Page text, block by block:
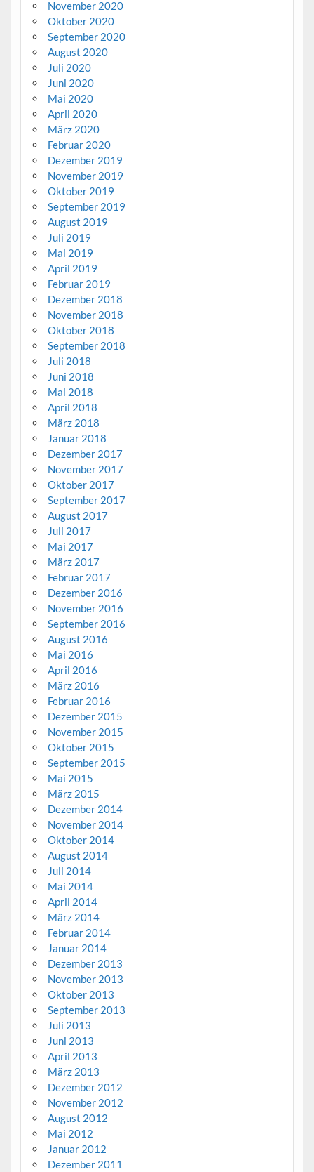
November 2020
Oktober 2020
September 2020
August 2020
Juli 2020
Juni 2020
Mai 2020
April 2020
März 2020
Februar 2020
Dezember 2019
November 2019
Oktober 2019
September 2019
August 2019
Juli 2019
Mai 2019
April 2019
Februar 2019
Dezember 2018
November 2018
Oktober 2018
September 2018
Juli 2018
Juni 2018
Mai 2018
April 2018
März 2018
Januar 2018
Dezember 2017
November 2017
Oktober 2017
September 2017
August 2017
Juli 2017
Mai 2017
März 2017
Februar 2017
Dezember 2016
November 2016
September 2016
August 2016
Mai 2016
April 2016
März 2016
Februar 2016
Dezember 2015
November 2015
Oktober 2015
September 2015
Mai 2015
März 2015
Dezember 2014
November 2014
Oktober 2014
August 2014
Juli 2014
Mai 2014
April 2014
März 2014
Februar 2014
Januar 2014
Dezember 2013
November 2013
Oktober 2013
September 2013
Juli 2013
Juni 2013
April 2013
März 2013
Dezember 2012
November 2012
August 2012
Mai 2012
Januar 2012
Dezember 2011